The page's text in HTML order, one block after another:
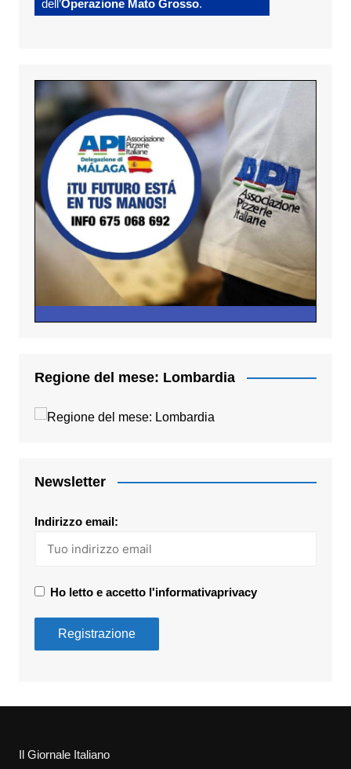
dell’Operazione Mato Grosso.
Regione del mese: Lombardia
Newsletter
Indirizzo email:
Ho letto e accetto l'informativaprivacy
Il Giornale Italiano